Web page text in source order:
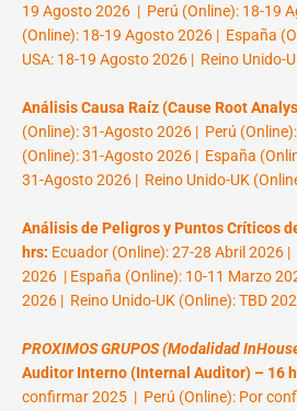
19 Agosto 2026 | Perú (Online): 18-19
(Online): 18-19 Agosto 2026 | España
USA: 18-19 Agosto 2026 | Reino Unido-
Análisis Causa Raíz (Cause Root
(Online): 31-Agosto 2026 | Perú
(Online): 31-Agosto 2026 | España
31-Agosto 2026 | Reino Unido-UK
Análisis de Peligros y Puntos Críticos
hrs: Ecuador (Online): 27-28 Abril 2026 |
2026 | España (Online): 10-11 Marzo
2026 | Reino Unido-UK (Online): TBD
PROXIMOS GRUPOS (Modalidad
Auditor Interno (Internal Auditor) – 16
confirmar 2025 | Perú (Online): Por